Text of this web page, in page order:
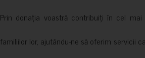
Prin donația voastră contribuiți în cel
familiilor lor, ajutându-ne să oferim servicii